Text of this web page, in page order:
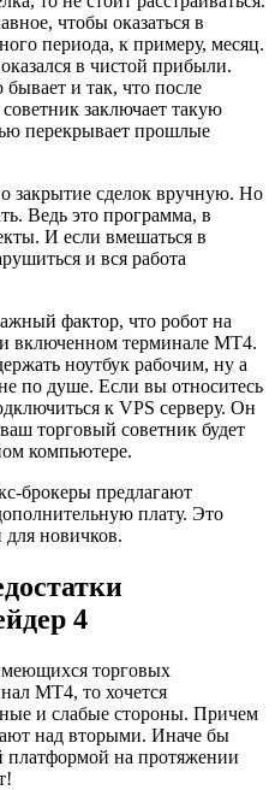
чтобы оказаться в
периода, к примеру, месяц.
в чистой прибыли.
и так, что после
заключает такую
перекрывает прошлые
закрытие сделок вручную. Но
Ведь это программа, в
И если вмешаться в
и вся работа
фактор, что робот на
включенном терминале МТ4.
ноутбук рабочим, ну а
по душе. Если вы относитесь
к VPS серверу. Он
торговый советник будет
компьютере.
брокеры предлагают
плату. Это
новичков.
4
торговых
МТ4, то хочется
и слабые стороны. Причем
над вторыми. Иначе бы
на протяжении